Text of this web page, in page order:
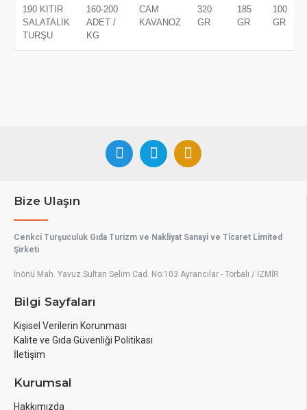
190 KITIR
SALATALIK
TURŞU
160-200
ADET /
KG
CAM
KAVANOZ
320
GR
185
GR
100
GR
Bize Ulaşın
Cenkci Turşuculuk Gıda Turizm ve Nakliyat Sanayi ve Ticaret Limited
Şirketi
İnönü Mah. Yavuz Sultan Selim Cad. No:103 Ayrancılar - Torbalı / İZMİR
Bilgi Sayfaları
Kişisel Verilerin Korunması
Kalite ve Gıda Güvenliği Politikası
İletişim
Kurumsal
Hakkımızda